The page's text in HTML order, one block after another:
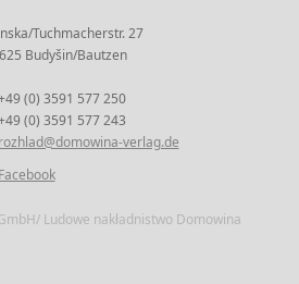
Tuchmacherstr. 27
Budyšin/Bautzen
(0) 3591 577 250
(0) 3591 577 243
rozhlad@domowina-verlag.de
Facebook
Ludowe nakładnistwo Domowina